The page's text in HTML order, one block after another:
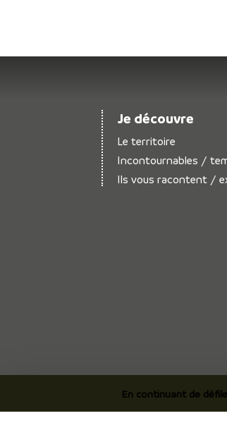
Je découvre
Le territoire
Incontournables /
Ils vous racontent /
En continuant de